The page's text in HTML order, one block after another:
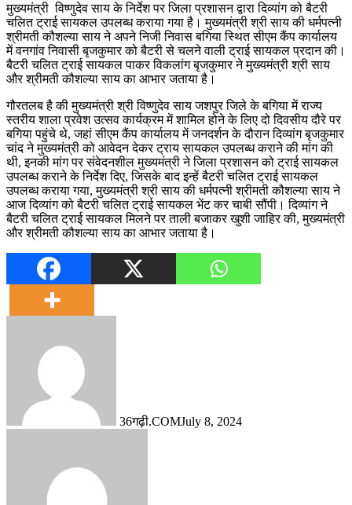
मुख्यमंत्री विष्णुदेव साय के निर्देश पर जिला प्रशासन द्वारा दिव्यांग को बैटरी
चलित ट्राई सायकल उपलब्ध कराया गया है। मुख्यमंत्री श्री साय की धर्मपत्नी
श्रीमती कौशल्या साय ने अपने निजी निवास बगिया स्थित सीएम कैंप कार्यालय
में वनगांव निवासी बृजकुमार को बैटरी से चलने वाली ट्राई सायकल प्रदान की।
बैटरी चलित ट्राई सायकल पाकर विकलांग बृजकुमार ने मुख्यमंत्री श्री साय
और श्रीमती कौशल्या साय का आभार जताया है।
गौरतलब है की मुख्यमंत्री श्री विष्णुदेव साय जशपुर जिले के बगिया में राज्य
स्तरीय शाला प्रवेश उत्सव कार्यक्रम में शामिल होने के लिए दो दिवसीय दौरे पर
बगिया पहुंचे थे, जहां सीएम कैंप कार्यालय में जनदर्शन के दौरान दिव्यांग बृजकुमार
चांद ने मुख्यमंत्री को आवेदन देकर ट्राय सायकल उपलब्ध कराने की मांग की
थी, इनकी मांग पर संवेदनशील मुख्यमंत्री ने जिला प्रशासन को ट्राई सायकल
उपलब्ध कराने के निर्देश दिए, जिसके बाद इन्हें बैटरी चलित ट्राई सायकल
उपलब्ध कराया गया, मुख्यमंत्री श्री साय की धर्मपत्नी श्रीमती कौशल्या साय ने
आज दिव्यांग को बैटरी चलित ट्राई सायकल भेंट कर चाबी सौंपी। दिव्यांग ने
बैटरी चलित ट्राई सायकल मिलने पर ताली बजाकर खुशी जाहिर की, मुख्यमंत्री
और श्रीमती कौशल्या साय का आभार जताया है।
36गढ़ी.COMJuly 8, 2024